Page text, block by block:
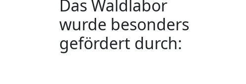
Das Waldlabor
wurde besonders
gefördert durch: